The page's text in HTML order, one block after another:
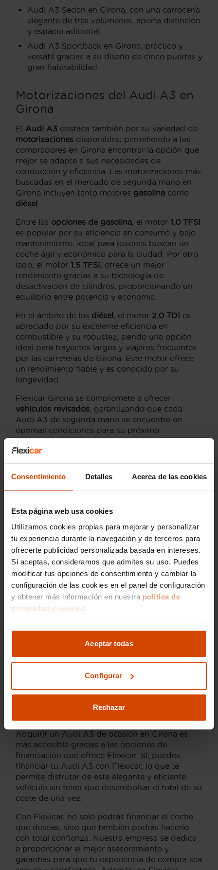
Consentimiento Detalles Acerca de las cookies
Esta página web usa cookies
Utilizamos cookies propias para mejorar y personalizar
tu experiencia durante la navegación y de terceros para
ofrecerte publicidad personalizada basada en intereses.
Si aceptas, consideramos que admites su uso. Puedes
modificar tus opciones de consentimiento y cambiar la
configuración de las cookies en el panel de configuración
y obtener más información en nuestra política de
privacidad y cookies.
Aceptar todas
Configurar
Rechazar
Audi A3 Sedan en Girona, con una carrocería
elegante de tres volúmenes, aporta distinción
y espacio adicional.
Audi A3 Sportback en Girona, práctico y
versátil gracias a su diseño de cinco puertas y
gran habitabilidad.
Motorizaciones del Audi A3 en
Girona
El Audi A3 destaca también por su variedad de
motorizaciones disponibles, permitiendo a los
compradores en Girona encontrar la opción que
mejor se adapte a sus necesidades de
conducción y eficiencia. Las motorizaciones más
buscadas en el mercado de segunda mano en
Girona incluyen tanto motores gasolina como
diésel
Entre las opciones de gasolina, el motor 1.0 TFSI
es popular por su eficiencia en consumo y bajo
mantenimiento, ideal para quienes buscan un
coche ágil y económico para la ciudad. Por otro
lado, el motor 1.5 TFSI, ofrece un mejor
rendimiento gracias a su tecnología de
desactivación de cilindros, proporcionando un
equilibrio entre potencia y economía.
En el ámbito de los diésel, el motor 2.0 TDI es
apreciado por su excelente eficiencia en
combustible y su robustez, siendo una opción
ideal para trayectos largos y viajeros frecuentes
por las carreteras de Girona. Este motor ofrece
un rendimiento fiable y es conocido por su
longevidad.
Flexicar Girona se compromete a ofrecer
vehículos revisados, garantizando que cada
Audi A3 de segunda mano se encuentre en
óptimas condiciones para su próximo
propietario, brindando así tranquilidad y
confianza en cada compra.
Precio medio de los
mano en Girona
Si estás buscando un Audi A3 de segunda
mano en Girona, te interesará saber que el
precio medio de este modelo puede variar
dependiendo del año de fabricación, el
kilometraje y las características específicas del
vehículo. En general, puedes encontrar Audi A3
de ocasión en Girona con precios que oscilan
haciendo que el Audi A3 sea una opción muy
deseada entre los conductores españoles.
¿Se puede financiar un Audi A3
Adquirir un Audi A3 de ocasión en Girona es
más accesible gracias a las opciones de
financiación que ofrece Flexicar. Sí, puedes
financiar tu Audi A3 con Flexicar, lo que te
permite disfrutar de este elegante y eficiente
vehículo sin tener que desembolsar el total de su
coste de una vez.
Con Flexicar, no solo podrás financiar el coche
que deseas, sino que también podrás hacerlo
con total confianza. Nuestra empresa se dedica
a proporcionar el mejor asesoramiento y
garantías para que tu experiencia de compra sea